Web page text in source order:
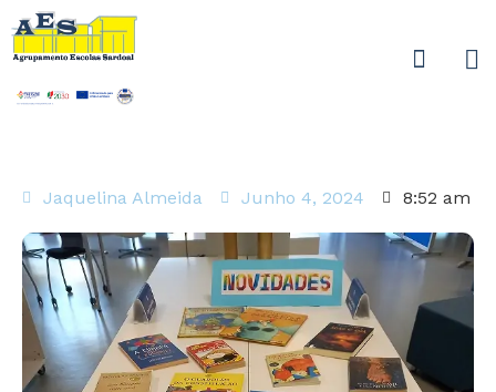
Jaquelina Almeida Junho 4, 2024 8:52 am